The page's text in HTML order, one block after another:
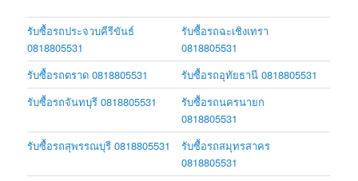
รับซื้อรถประจวบคีรีขันธ์
0818805531
รับซื้อรถฉะเชิงเทรา
0818805531
รับซื้อรถตราด 0818805531
รับซื้อรถอุทัยธานี 0818805531
รับซื้อรถจันทบุรี 0818805531
รับซื้อรถนครนายก
0818805531
รับซื้อรถสุพรรณบุรี 0818805531
รับซื้อรถสมุทรสาคร
0818805531